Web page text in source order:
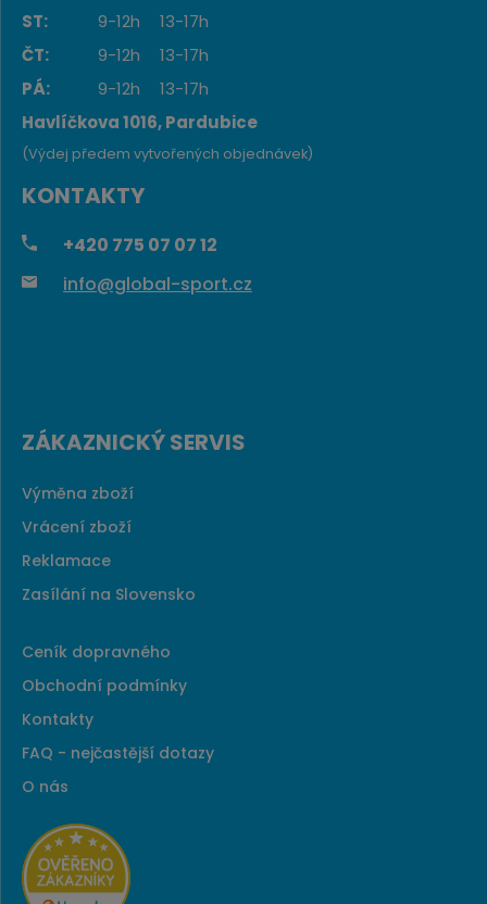
ST:
9-12h
13-17h
ČT:
9-12h
13-17h
PÁ:
9-12h
13-17h
Havlíčkova 1016, Pardubice
KONTAKTY
+420 775 07 07 12
info@global-sport.cz
(Výdej předem vytvořených objednávek)
ZÁKAZNICKÝ SERVIS
Výměna zboží
Vrácení zboží
Reklamace
Zasílání na Slovensko
Ceník dopravného
Obchodní podmínky
Kontakty
FAQ - nejčastější dotazy
O nás